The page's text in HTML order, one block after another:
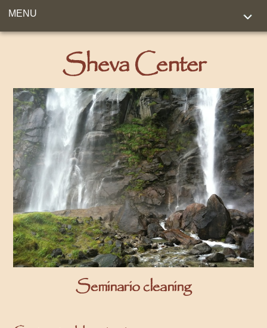
MENU
Sheva Center
Seminario cleaning